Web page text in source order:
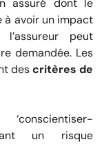
assuré dont le
avoir un impact
peut
demandée. Les
descritères de
un risque